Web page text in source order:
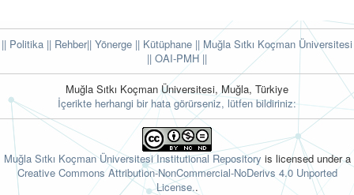
|| Politika || Rehber|| Yönerge || Kütüphane || Muğla Sıtkı Koçman Üniversitesi
|| OAI-PMH ||
Muğla Sıtkı Koçman Üniversitesi, Muğla, Türkiye
İçerikte herhangi bir hata görürseniz, lütfen bildiriniz:
Muğla Sıtkı Koçman Üniversitesi Institutional Repository is licensed under a
Creative Commons Attribution-NonCommercial-NoDerivs 4.0 Unported
License..